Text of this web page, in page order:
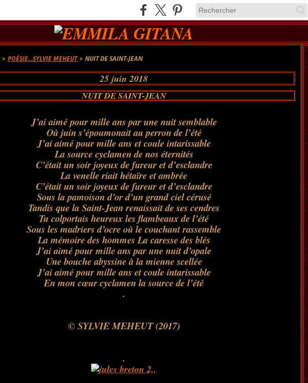
> POÉSIE...SYLVIE MEHEUT > NUIT DE SAINT-JEAN
25 juin 2018
NUIT DE SAINT-JEAN
J’ai aimé pour mille ans par une nuit semblable
Où juin s’époumonait au perron de l’été
J’ai aimé pour mille ans et coule intarissable
La source cyclamen de nos éternités
C’était un soir joyeux de fureur et d’esclandre
La venelle riait hétaïre et ambrée
C’était un soir joyeux de fureur et d’esclandre
Sous la pamoison d’or d’un grand ciel cérusé
Tandis que la Saint-Jean renaissait de ses cendres
Tu colportais heureux les flambeaux de l’été
Sous les madriers d’ocre où le couchant rassemble
La mémoire des hommes La caresse des blés
J’ai aimé pour mille ans par une nuit d’opale
Une bouche abyssine à la mienne scellée
J’ai aimé pour mille ans et coule intarissable
En mon cœur cyclamen la source de l’été
.
© SYLVIE MEHEUT (2017)
.